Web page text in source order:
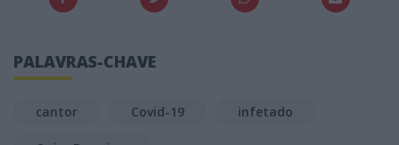
PALAVRAS-CHAVE
cantor Covid-19 infetado